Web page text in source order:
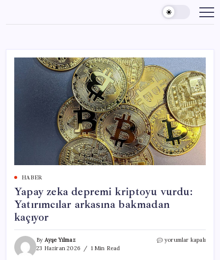
content
HABER
Yapay zeka depremi kriptoyu vurdu:
Yatırımcılar arkasına bakmadan
kaçıyor
By Ayşe Yılmaz
23 Haziran 2026
1 Min Read
Yapay
yorumlar kapalı